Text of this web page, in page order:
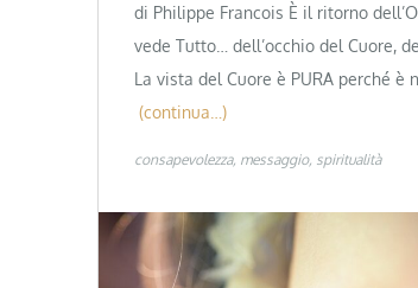
di Philippe Francois È il ritorno
vede Tutto… dell’occhio del Cuore,
La vista del Cuore è PURA perché è
(continua…)
consapevolezza messaggio spiritualità